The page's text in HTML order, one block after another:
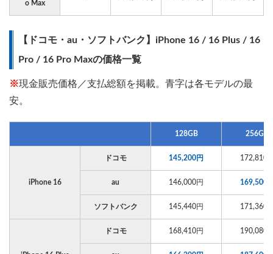
o Max
【ドコモ・au・ソフトバンク】iPhone 16 / 16 Plus / 16
Pro / 16 Pro Maxの価格一覧
※現金販売価格／支払総額を掲載。青字は各モデルの最
安。
128GB 256GB
iPhone 16
ドコモ 145,200円 172,810
au 146,000円 169,500
ソフトバンク 145,440円 171,360
ドコモ 168,410円 190,080